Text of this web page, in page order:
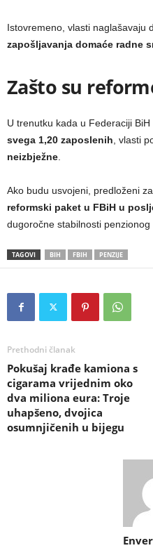
Istovremeno, vlasti naglašavaju
zapošljavanja domaće radne
Zašto su
U trenutku kada u Federaciji BiH
svega 1,20 zaposlenih , vlasti
neizbježne
Ako budu usvojeni, predloženi
reformski paket u FBiH u
dugoročne stabilnosti
TAGOVI BIH FBIH PENZIJE
Prethodni članak
Pokušaj krađe kamiona s
cigarama vrijednim oko
dva miliona eura: Troje
uhapšeno, dvojica
osumnjičenih u bijegu